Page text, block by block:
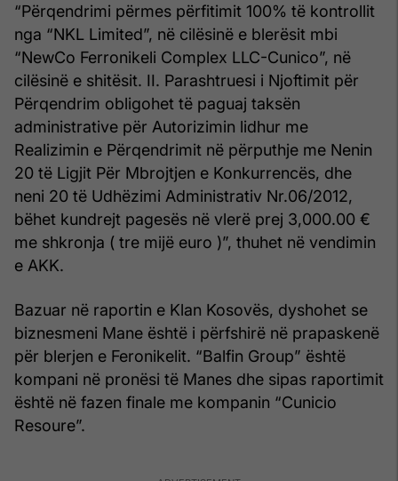
“Përqendrimi përmes përfitimit 100% të kontrollit
nga “NKL Limited”, në cilësinë e blerësit mbi
“NewCo Ferronikeli Complex LLC-Cunico”, në
cilësinë e shitësit. II. Parashtruesi i Njoftimit për
Përqendrim obligohet të paguaj taksën
administrative për Autorizimin lidhur me
Realizimin e Përqendrimit në përputhje me Nenin
20 të Ligjit Për Mbrojtjen e Konkurrencës, dhe
neni 20 të Udhëzimi Administrativ Nr.06/2012,
bëhet kundrejt pagesës në vlerë prej 3,000.00 €
me shkronja ( tre mijë euro )”, thuhet në vendimin
e AKK.
Bazuar në raportin e Klan Kosovës, dyshohet se
biznesmeni Mane është i përfshirë në prapaskenë
për blerjen e Feronikelit. “Balfin Group” është
kompani në pronësi të Manes dhe sipas raportimit
është në fazen finale me kompanin “Cunicio
Resoure”.